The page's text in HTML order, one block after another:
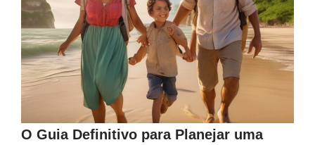
O Guia Definitivo para Planejar uma